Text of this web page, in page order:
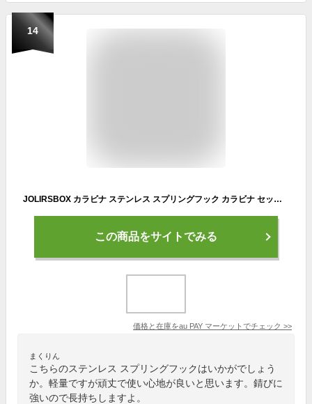
14
JOLIRSBOX カラビナ ステンレス スプリングフック カラビナ セット(8cm 4セット)
この商品をサイトでみる
価格と在庫をau PAY マーケット でチェック >>
まくりん
こちらのステンレス スプリングフックはいかがでしょう
か。軽量ですが頑丈で使い心地が良いと思います。錆びに
強いので長持ちしますよ。